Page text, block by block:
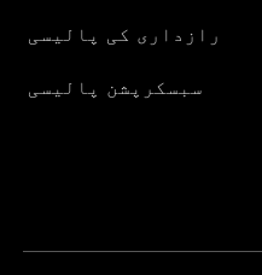
رازداری کی پالیسی
سبسکرپشن پالیسی